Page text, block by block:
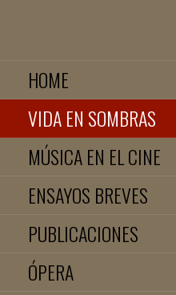
HOME
VIDA EN SOMBRAS
MÚSICA EN EL CINE
ENSAYOS BREVES
PUBLICACIONES
ÓPERA